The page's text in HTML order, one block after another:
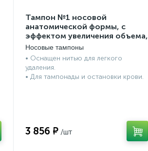
Тампон №1 носовой
анатомической формы, с
эффектом увеличения объема,
с нитью безопастности, с
вентиляционной трубкой,
размер 75мм
Носовые тампоны
• Оснащен нитью для легкого
удаления.
• Для тампонады и остановки крови.
3 856 ₽